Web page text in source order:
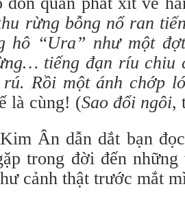
rừng bỗng nổ ran
hô “Ura” như một
tiếng đạn ríu chiu
rú. Rồi một ánh chớp
là cùng! (Sao đổi ngôi,
Ân dẫn dắt bạn
trong đời đến
cảnh thật trước mắt